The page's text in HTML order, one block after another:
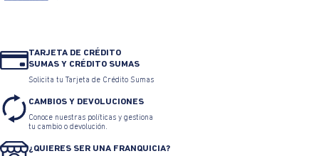
TARJETA DE CRÉDITO
SUMAS Y CRÉDITO SUMAS
Solicita tu Tarjeta de Crédito Sumas
CAMBIOS Y DEVOLUCIONES
Conoce nuestras políticas y gestiona
tu cambio o devolución.
¿QUIERES SER UNA FRANQUICIA?